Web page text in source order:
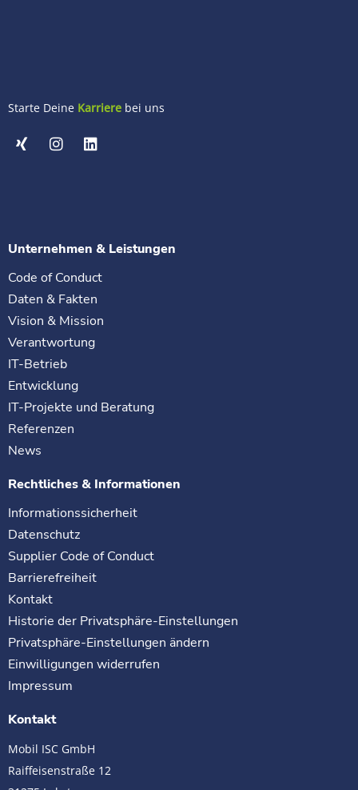
Starte Deine Karriere bei uns
Unternehmen & Leistungen
Code of Conduct
Daten & Fakten
Vision & Mission
Verantwortung
IT-Betrieb
Entwicklung
IT-Projekte und Beratung
Referenzen
News
Rechtliches & Informationen
Informationssicherheit
Datenschutz
Supplier Code of Conduct
Barrierefreiheit
Kontakt
Historie der Privatsphäre-Einstellungen
Privatsphäre-Einstellungen ändern
Einwilligungen widerrufen
Impressum
Kontakt
Mobil ISC GmbH
Raiffeisenstraße 12